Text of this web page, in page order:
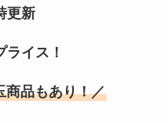
店はスーパーや百貨
更新
ライス！
商品もあり！／